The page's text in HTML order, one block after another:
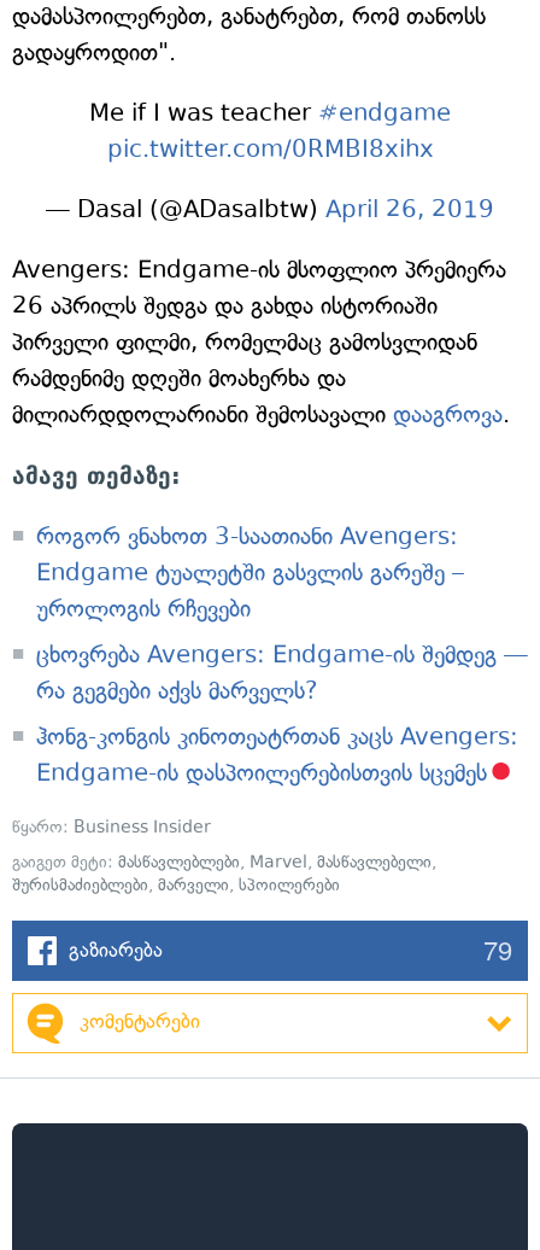
დამასპოილერებთ, განატრებთ, რომ თანოსს
გადაყროდით".
Me if I was teacher #endgame
pic.twitter.com/0RMBI8xihx
— Dasal (@ADasalbtw) April 26, 2019
Avengers: Endgame-ის მსოფლიო პრემიერა
26 აპრილს შედგა და გახდა ისტორიაში
პირველი ფილმი, რომელმაც გამოსვლიდან
რამდენიმე დღეში მოახერხა და
მილიარდდოლარიანი შემოსავალი დააგროვა.
ამავე თემაზე:
როგორ ვნახოთ 3-საათიანი Avengers:
Endgame ტუალეტში გასვლის გარეშე –
უროლოგის რჩევები
ცხოვრება Avengers: Endgame-ის შემდეგ —
რა გეგმები აქვს მარველს?
ჰონგ-კონგის კინოთეატრთან კაცს Avengers:
Endgame-ის დასპოილერებისთვის სცემეს
წყარო: Business Insider
გაიგეთ მეტი: მასწავლებლები, Marvel, მასწავლებელი,
შურისმაძიებლები, მარველი, სპოილერები
გაზიარება 79
კომენტარები